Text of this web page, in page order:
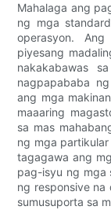
Mahalaga ang
ng mga
operasyon.
piyesang
nakakabawas
nagpapababa
ang mga
maaaring
sa mas
ng mga
tagagawa ang
pag-isyu ng mga
ng responsive
sumusuporta sa